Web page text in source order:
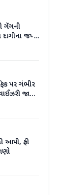
ગેંગની
દાગીના જપ્ત
પર ગંભીર
જાહેર
આપી, ફી